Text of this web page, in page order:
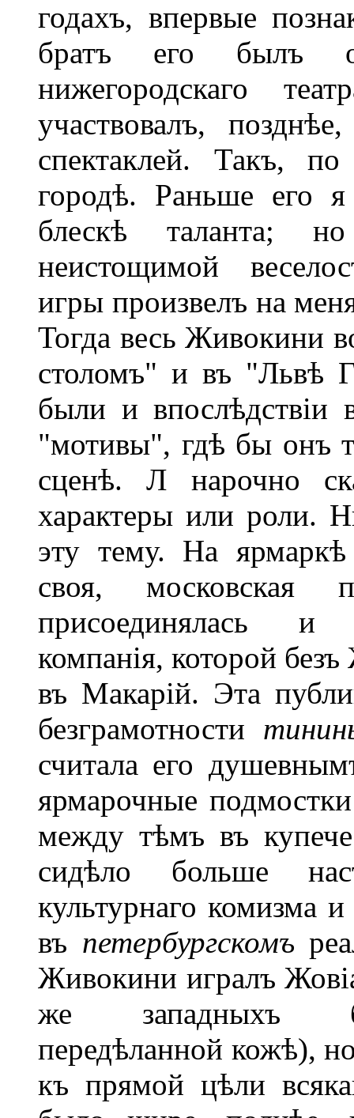
годахъ, впервые
братъ его былъ
нижегородскаго
участвовалъ,
спектаклей. Такъ,
городѣ. Раньше его
блескѣ таланта; но
неистощимой
игры произвелъ на
Тогда весь Живокини
столомъ" и въ "Львѣ
были и впослѣдствіи
"мотивы", гдѣ бы онъ
сценѣ. Л нарочно
характеры или роли.
эту тему. На
своя, московская
присоединялась и
компанія, которой
въ Макарій. Эта
безграмотности
считала его
ярмарочные
между тѣмъ въ
сидѣло больше
культурнаго комизма
въ петербургскомъ
Живокини игралъ
же западныхъ
передѣланной кожѣ),
къ прямой цѣли